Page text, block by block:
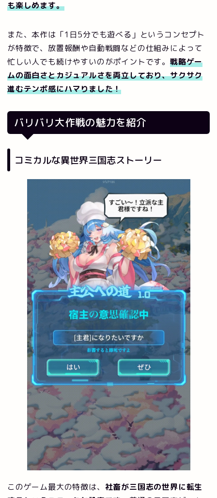
も楽しめます。
また、本作は「1日5分でも遊べる」というコンセプト
が特徴で、放置報酬や自動戦闘などの仕組みによって
忙しい人でも続けやすいのがポイントです。 戦略ゲー
ムの面白さとカジュアルさを両立しており、サクサク
進むテンポ感にハマりました！
バリバリ大作戦の魅力を紹介
コミカルな異世界三国志ストーリー
このゲーム最大の特徴は、 社畜が三国志の世界に転生